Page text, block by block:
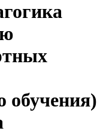
обучения)